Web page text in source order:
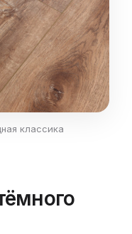
классика